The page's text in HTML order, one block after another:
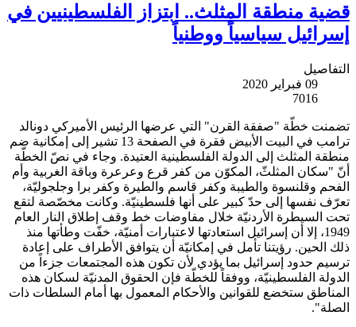
قضية منطقة المثلث.. ابتزاز الفلسطينيين في
إسرائيل سياسياً ووطنياً
التفاصيل
09 فبراير 2020
7016
تضمنت خطّة "صفقة القرن" التي عرضها الرئيس الأميركي دونالد
ترامب في البيت الأبيض فقرة في الصفحة 13 تشير إلى إمكانية ضم
منطقة المثلث إلى الدولة الفلسطينية العتيدة. وجاء في نصّ الخطّة
أنّ "سكان المثلثّ، المكوّن من كفر قرع وعرعرة وباقة الغربية وأم
الفحم وقلنسوة والطيبة وكفر قاسم والطيرة وكفر برا وجلجوليّة،
تعرّف نفسها إلى حدّ كبير على أنها فلسطينيّة. وكانت مخصّصة لتقع
تحت السيطرة الأردنيّة خلال مفاوضات خط وقف إطلاق النار العام
1949، إلا أن إسرائيل استعادتها لاعتبارات أمنيّة، خفّت وطأتها منذ
ذلك الحين. رؤيتنا تأمل في إمكانيّة أن يتوافق الأطراف على إعادة
ترسيم حدود إسرائيل بما يؤدي لأن تكون هذه المجتمعات جزءاً من
الدولة الفلسطينيّة، ووفقاً للخطّة فإن الحقوق المدنيّة لسكان هذه
المناطق ستخضع للقوانين والأحكام المعمول بها أمام السلطات ذات
الصلة".